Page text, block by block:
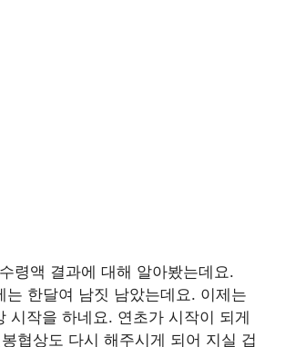
령액 결과에 대해 알아봤는데요.
는 한달여 남짓 남았는데요. 이제는
시작을 하네요. 연초가 시작이 되게
협상도 다시 해주시게 되어 지실 겁